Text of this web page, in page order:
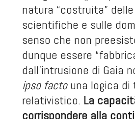
natura “costruita”
scientifiche e sulle
senso che non
dunque essere
dall’intrusione di Gaia
ipso factouna logica di
relativistico. La
corrispondere alla